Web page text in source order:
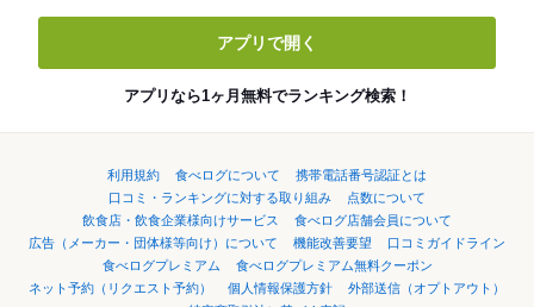
アプリで開く
アプリなら1ヶ月無料でランキング検索！
利用規約 食べログについて
携帯電話番号認証とは
口コミ・ランキングに対する取り組み
点数について
飲食店・飲食企業様向けサービス
食べログ店舗会員について
広告（メーカー・団体様等向け）について
機能改善要望
口コミガイドライン
食べログプレミアム
食べログプレミアム無料クーポン
ネット予約（リクエスト予約）
個人情報保護方針
外部送信（オプトアウト）